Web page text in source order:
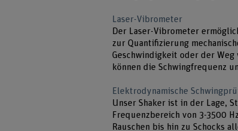
Laser-Vibrometer
Der Laser-Vibrometer
zur Quantifizierung
Geschwindigkeit oder der Weg
können die Schwingfrequenz
Elektrodynamische
Unser Shaker ist in der Lage,
Frequenzbereich von 3-3500
Rauschen bis hin zu Schocks